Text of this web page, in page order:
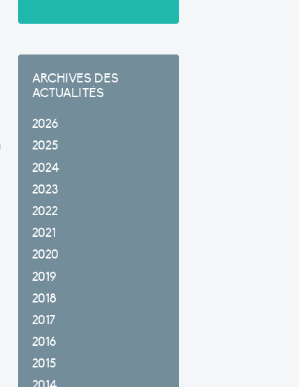
ARCHIVES DES
ACTUALITÉS
2026
2025
2024
2023
2022
2021
2020
2019
2018
2017
2016
2015